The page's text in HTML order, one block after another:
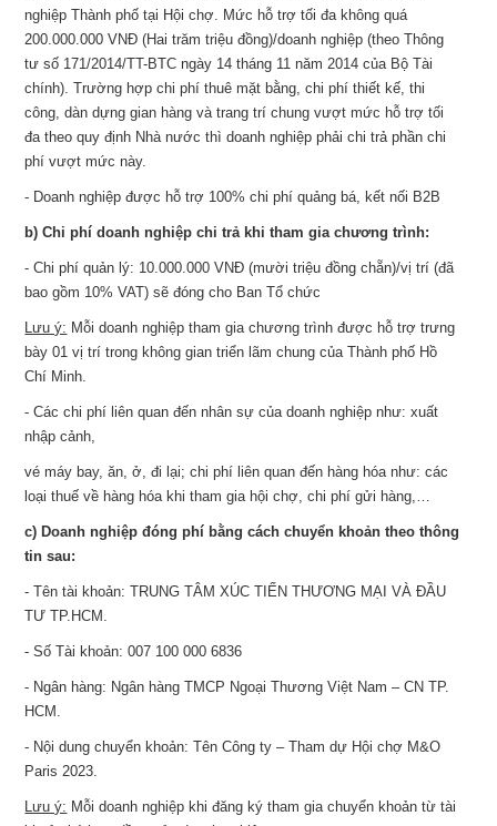
nghiệp Thành phố tại Hội chợ. Mức hỗ trợ tối đa không quá
200.000.000 VNĐ (Hai trăm triệu đồng)/doanh nghiệp (theo Thông
tư số 171/2014/TT-BTC ngày 14 tháng 11 năm 2014 của Bộ Tài
chính). Trường hợp chi phí thuê mặt bằng, chi phí thiết kế, thi
công, dàn dựng gian hàng và trang trí chung vượt mức hỗ trợ tối
đa theo quy định Nhà nước thì doanh nghiệp phải chi trả phần chi
phí vượt mức này.
- Doanh nghiệp được hỗ trợ 100% chi phí quảng bá, kết nối B2B
b) Chi phí doanh nghiệp chi trả khi tham gia chương trình:
- Chi phí quản lý: 10.000.000 VNĐ (mười triệu đồng chẵn)/vị trí (đã
bao gồm 10% VAT) sẽ đóng cho Ban Tổ chức
Lưu ý: Mỗi doanh nghiệp tham gia chương trình được hỗ trợ trưng
bày 01 vị trí trong không gian triển lãm chung của Thành phố Hồ
Chí Minh.
- Các chi phí liên quan đến nhân sự của doanh nghiệp như: xuất
nhập cảnh,
vé máy bay, ăn, ở, đi lại; chi phí liên quan đến hàng hóa như: các
loại thuế về hàng hóa khi tham gia hội chợ, chi phí gửi hàng,…
c) Doanh nghiệp đóng phí bằng cách chuyển khoản theo thông
tin sau:
- Tên tài khoản: TRUNG TÂM XÚC TIẾN THƯƠNG MẠI VÀ ĐẦU
TƯ TP.HCM.
- Số Tài khoản: 007 100 000 6836
- Ngân hàng: Ngân hàng TMCP Ngoại Thương Việt Nam – CN TP.
HCM.
- Nội dung chuyển khoản: Tên Công ty – Tham dự Hội chợ M&O
Paris 2023.
Lưu ý: Mỗi doanh nghiệp khi đăng ký tham gia chuyển khoản từ tài